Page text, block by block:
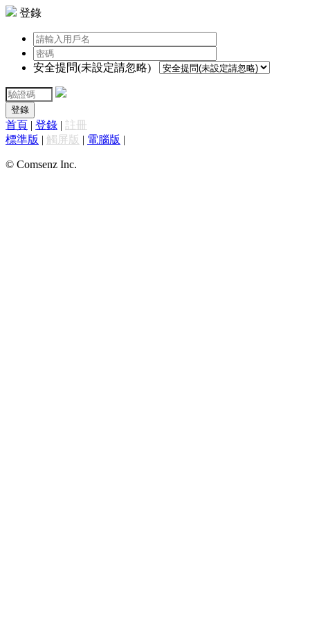
登錄
安全提問(未設定請忽略)
登錄
首頁 | 登錄 | 註冊
標準版 | 觸屏版 | 電腦版 |
© Comsenz Inc.